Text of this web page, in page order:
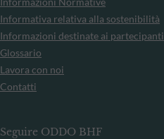
Informativa relativa alla sostenibilità
Informazioni destinate ai partecipanti
Glossario
Lavora con noi
Contatti
Seguire ODDO BHF